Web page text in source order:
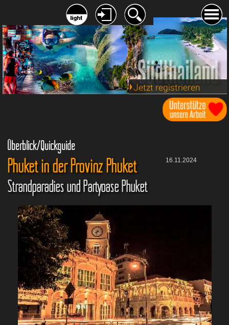
Jetzt registrieren
Überblick/Quickguide
16.11.2024
Phuket in der Provinz Phuket
Strandparadies und Partyoase Phuket